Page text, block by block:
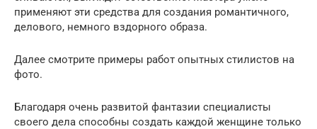
применяют эти средства для создания романтичного,
делового, немного вздорного образа.
Далее смотрите примеры работ опытных стилистов на
фото.
Благодаря очень развитой фантазии специалисты
своего дела способны создать каждой женщине только